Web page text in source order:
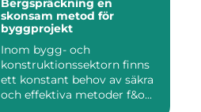
skonsam metod för
byggprojekt
Inom bygg- och
konstruktionssektorn finns
ett konstant behov av säkra
och effektiva metoder f&o...